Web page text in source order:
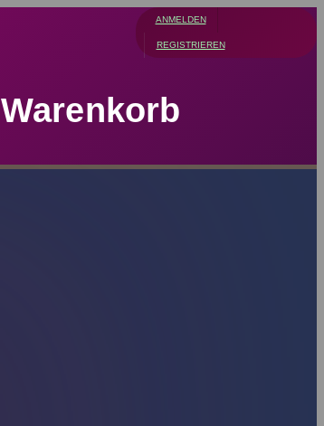
ANMELDEN
REGISTRIEREN
Warenkorb